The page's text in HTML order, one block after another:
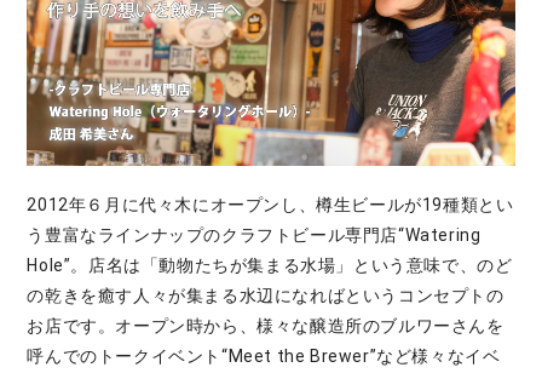
2012年６月に代々木にオープンし、樽生ビールが19種類とい
う豊富なラインナップのクラフトビール専門店“Watering
Hole”。店名は「動物たちが集まる水場」という意味で、のど
の乾きを癒す人々が集まる水辺になればというコンセプトの
お店です。オープン時から、様々な醸造所のブルワーさんを
呼んでのトークイベント“Meet the Brewer”など様々なイベ